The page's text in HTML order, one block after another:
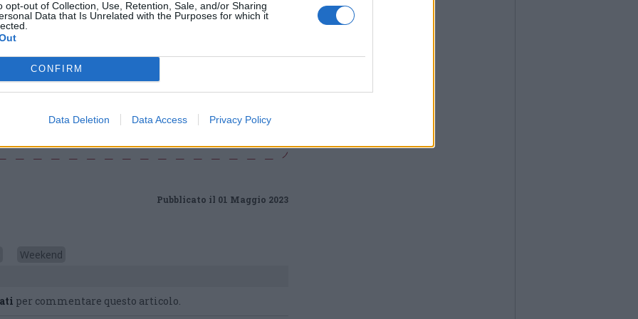
opt-out of Collection, Use, Retention, Sale, and/or Sharing
Data that Is Unrelated with the Purposes for which it
CONFIRM
Data Deletion Data Access Privacy Policy
Via Confalonieri, 5
Castronno
diagosto
abbiamo a cuore l'informazione del nostro
sempre in prima linea per informarvi in modo
Pubblicato il 01 Maggio 2023
Weekend
per commentare questo articolo.